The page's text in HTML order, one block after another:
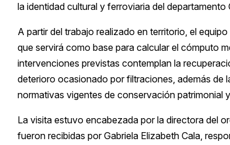
la identidad cultural y ferroviaria del
A partir del trabajo realizado en territorio, el
que servirá como base para calcular el cómputo
intervenciones previstas contemplan la
deterioro ocasionado por filtraciones, además de
normativas vigentes de conservación patrimonial
La visita estuvo encabezada por la directora del
fueron recibidas por Gabriela Elizabeth Cala,